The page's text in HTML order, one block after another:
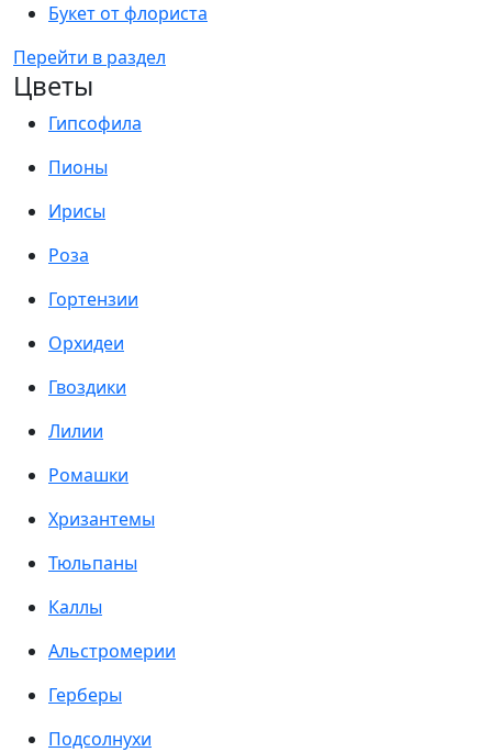
Букет от флориста
Перейти в раздел
Цветы
Гипсофила
Пионы
Ирисы
Роза
Гортензии
Орхидеи
Гвоздики
Лилии
Ромашки
Хризантемы
Тюльпаны
Каллы
Альстромерии
Герберы
Подсолнухи